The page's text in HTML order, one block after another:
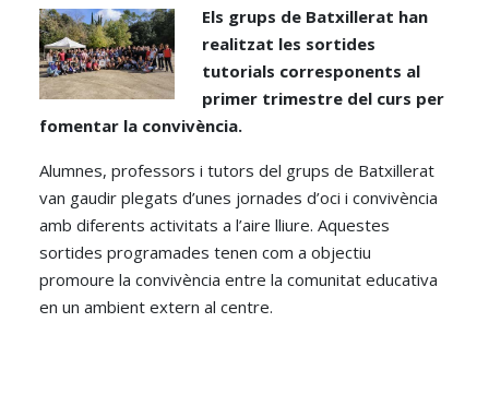
Els grups de Batxillerat han
realitzat les sortides
tutorials corresponents al
primer trimestre del curs per
fomentar la convivència.
Alumnes, professors i tutors del grups de Batxillerat
van gaudir plegats d’unes jornades d’oci i convivència
amb diferents activitats a l’aire lliure. Aquestes
sortides programades tenen com a objectiu
promoure la convivència entre la comunitat educativa
en un ambient extern al centre.